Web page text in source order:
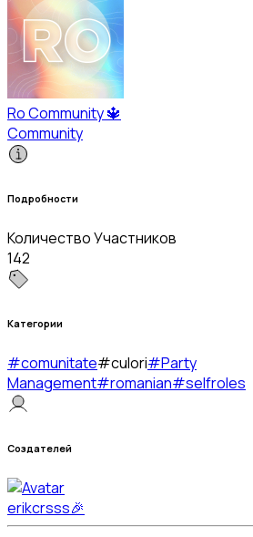
Ro Community 🔱
Community
Подробности
Количество Участников
142
Категории
#comunitate#culori#Party
Management#romanian#selfroles
Создателей
erikcrsss🎉